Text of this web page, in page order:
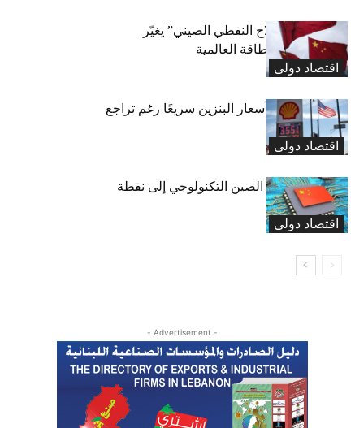
اقتصاد دولی
بلومبيرغ: “السلاح النفطي الصيني” يغيّر
معادلة أسعار الطاقة العالمية
اقتصاد دولی
لماذا لا تنخفض أسعار البنزين سريعًا رغم تراجع
النفط؟
اقتصاد دولی
هل يتحول سلاح الصين التكنولوجي إلى نقطة
ضعفها؟
- Advertisement -